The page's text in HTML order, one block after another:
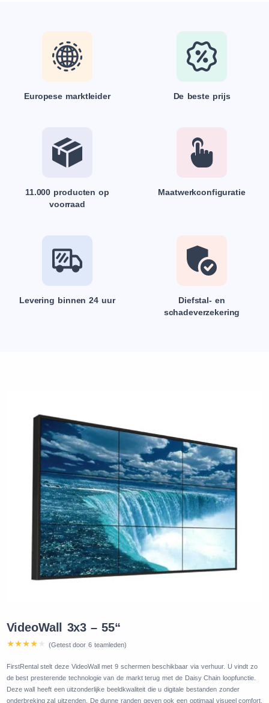
Europese marktleider De beste prijs
11.000 producten op
voorraad
Maatwerkconfiguratie
Levering binnen 24 uur
Diefstal- en
schadeverzekering
VideoWall 3x3 – 55“
(Getest door 6 teamleden)
FirstRental stelt deze VideoWall met 9 schermen beschikbaar via verhuur. U vindt zo
de best presterende technologie van de markt terug met de Daisy Chain loopfunctie.
Deze wall heeft een uitzonderlijke beeldkwaliteit die u digitale bestanden zonder
onderbreking zal uitzenden. De dunne randen geven ook een optimaal visueel comfort.